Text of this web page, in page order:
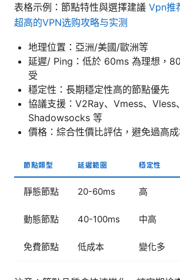
表格示例：節點特性與選擇建議 Vpn推
超高的VPN选购攻略与实测
地理位置：亞洲/美國/歐洲等
延遲/ Ping：低於 60ms 為理想，
受
穩定性：長期穩定性高的節點優先
協議支援：V2Ray、Vmess、Vless
Shadowsocks 等
價格：綜合性價比評估，避免過高
節點類型 延遲範圍 穩定性
靜態節點 20-60ms 高
動態節點 40-100ms 中高
免費節點 低成本 變化多